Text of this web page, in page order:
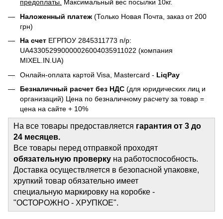
предоплаты. Максимальный вес посылки 10кг.
Наложенный платеж (Только Новая Почта, заказ от 200
грн)
На счет ЕГРПОУ 2845311773 п/р:
UA433052990000026004035911022 (компания
MIXEL.IN.UA)
Онлайн-оплата картой Visa, Mastercard - LiqPay
Безналичный расчет без НДС (для юридических лиц и
организаций) Цена по безналичному расчету за товар =
цена на сайте + 10%
На все товары предоставляется гарантия от 3 до
24 месяцев.
Все товары перед отправкой проходят
обязательную проверку на работоспособность.
Доставка осуществляется в безопасной упаковке,
хрупкий товар обязательно имеет
специальную маркировку на коробке -
"ОСТОРОЖНО - ХРУПКОЕ".